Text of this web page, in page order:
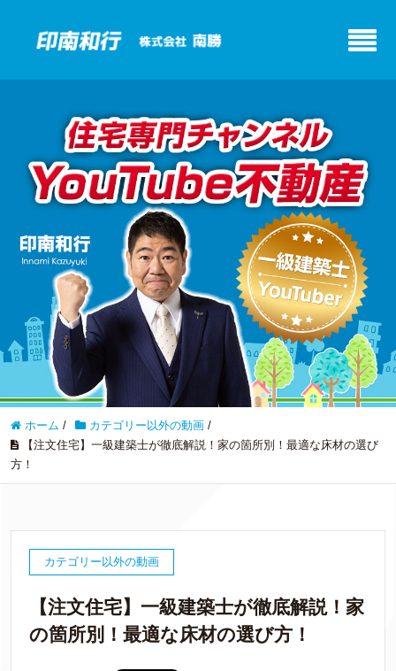
ホーム / カテゴリー以外の動画 /
【注文住宅】一級建築士が徹底解説！家の箇所別！最適な床材の選び
方！
カテゴリー以外の動画
【注文住宅】一級建築士が徹底解説！家
の箇所別！最適な床材の選び方！